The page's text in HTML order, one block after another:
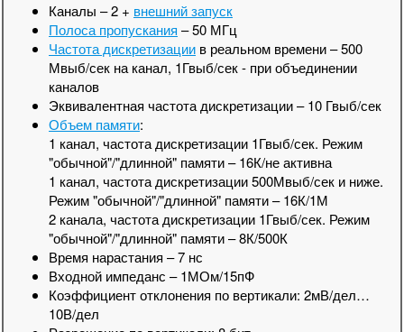
Каналы – 2 + внешний запуск
Полоса пропускания – 50 МГц
Частота дискретизации в реальном времени – 500
Мвыб/сек на канал, 1Гвыб/сек - при объединении
каналов
Эквивалентная частота дискретизации – 10 Гвыб/сек
Объем памяти:
1 канал, частота дискретизации 1Гвыб/сек. Режим
"обычной"/"длинной" памяти – 16К/не активна
1 канал, частота дискретизации 500Мвыб/сек и ниже.
Режим "обычной"/"длинной" памяти – 16К/1М
2 канала, частота дискретизации 1Гвыб/сек. Режим
"обычной"/"длинной" памяти – 8К/500К
Время нарастания – 7 нс
Входной импеданс – 1МОм/15пФ
Коэффициент отклонения по вертикали: 2мВ/дел…
10В/дел